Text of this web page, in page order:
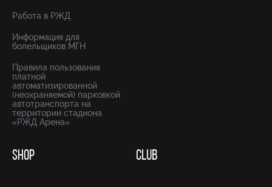
Работа в РЖД
Информация для
болельщиков МГН
Правила пользования
платной
автоматизированной
(неохраняемой) парковкой
автотранспорта на
территории стадиона
«РЖД Арена»
SHOP CLUB